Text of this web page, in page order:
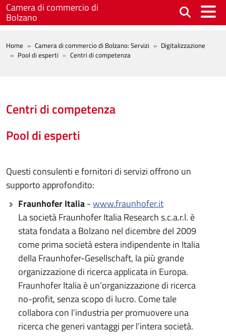
Salta al contenuto principale
Camera di commercio di
Bolzano
BREADCRUMB
Home Camera di commercio di Bolzano: Servizi
Digitalizzazione
Pool di esperti
Centri di competenza
Centri di competenza
Pool di esperti
Questi consulenti e fornitori di servizi offrono un
supporto approfondito:
Fraunhofer Italia-www.fraunhofer.it
La società Fraunhofer Italia Research s.c.a.r.l. è
stata fondata a Bolzano nel dicembre del 2009
come prima società estera indipendente in Italia
della Fraunhofer-Gesellschaft, la più grande
organizzazione di ricerca applicata in Europa.
Fraunhofer Italia è un’organizzazione di ricerca
no-profit, senza scopo di lucro. Come tale
collabora con l’industria per promuovere una
ricerca che generi vantaggi per l’intera società.